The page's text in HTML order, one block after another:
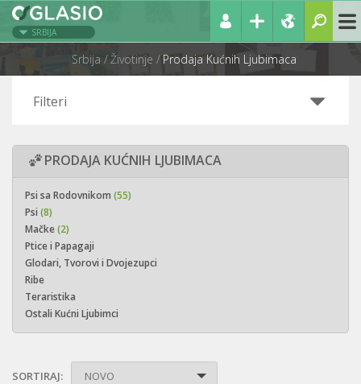
SRBIJA
Srbija Životinje Prodaja Kućnih Ljubimaca
Filteri
PRODAJA KUĆNIH LJUBIMACA
Psi sa Rodovnikom (55)
Psi (8)
Mačke(2)
Ptice i Papagaji
Glodari, Tvorovi i Dvojezupci
Ribe
Teraristika
Ostali Kućni Ljubimci
SORTIRAJ: NOVO